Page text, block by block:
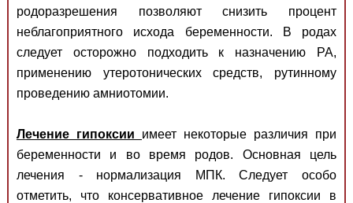
родоразрешения позволяют снизить процент
неблагоприятного исхода беременности. В родах
следует осторожно подходить к назначению РА,
применению утеротонических средств, рутинному
проведению амниотомии.
Лечение гипоксии имеет некоторые различия при
беременности и во время родов. Основная цель
лечения - нормализация МПК. Следует особо
отметить, что консервативное лечение гипоксии в